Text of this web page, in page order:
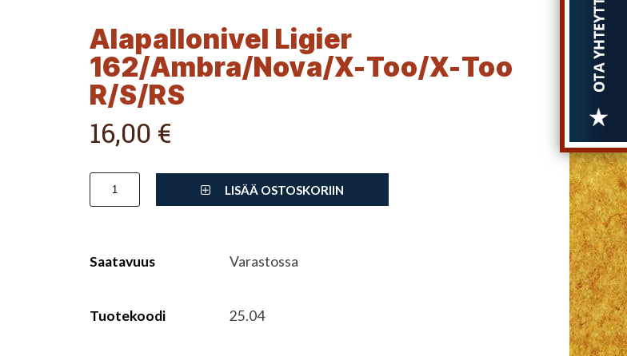
Alapallonivel Ligier
162/Ambra/Nova/X-Too/X-Too
R/S/RS
16,00 €
LISÄÄ OSTOSKORIIN
Saatavuus Varastossa
Tuotekoodi 25.04